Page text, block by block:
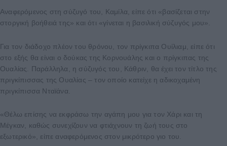
Αναφερόμενος στη σύζυγό του, Καμίλα, είπε ότι «βασίζεται στην
στοργική βοήθειά της» και ότι «γίνεται η βασιλική σύζυγός μου».
Για τον διάδοχο πλέον του θρόνου, τον πρίγκιπα Ουίλιαμ, είπε ότι
στο εξής θα είναι ο δούκας της Κορνουάλης και o πρίγκιπας της
Ουαλίας. Παράλληλα, η σύζυγός του, Κάθριν, θα έχει τον τίτλο της
πριγκίπισσας της Ουαλίας – τον οποίο κατείχε η αδικοχαμένη
πριγκίπισσα Νταϊάνα.
«Θέλω επίσης να εκφράσω την αγάπη μου για τον Χάρι και τη
Μέγκαν, καθώς συνεχίζουν να φτιάχνουν τη ζωή τους στο
εξωτερικό», είπε αναφερόμενος στον μικρότερο γιο του.